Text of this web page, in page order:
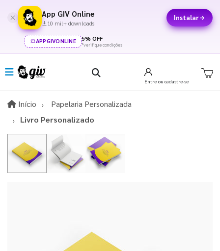
App GIV Online
10 mil+ downloads
Instalar
APPGIVONLINE 5% OFF
*verifique condições
Entre ou cadastre-se
Início InícioPapelaria Personalizada
Livro Personalizado